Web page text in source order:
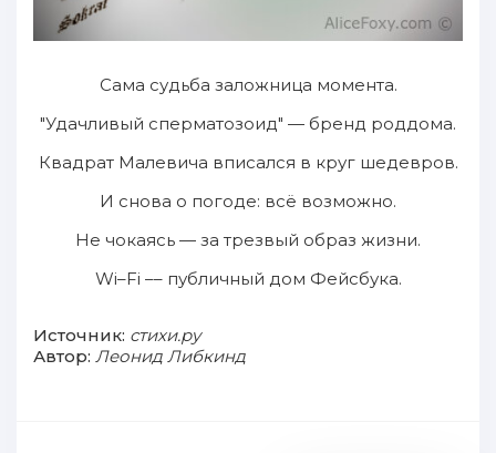
Сама судьба заложница момента.
"Удачливый сперматозоид" — бренд роддома.
Квадрат Малевича вписался в круг шедевров.
И снова о погоде: всё возможно.
Не чокаясь — за трезвый образ жизни.
Wi–Fi –– публичный дом Фейсбука.
Источник: стихи.ру
Автор: Леонид Либкинд